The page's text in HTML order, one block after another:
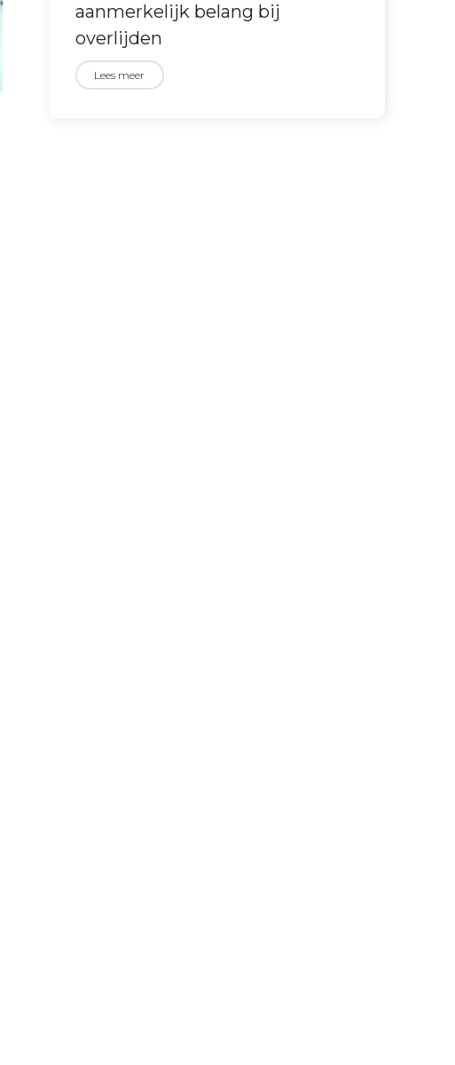
aanmerkelijk belang bij
overlijden
Lees meer